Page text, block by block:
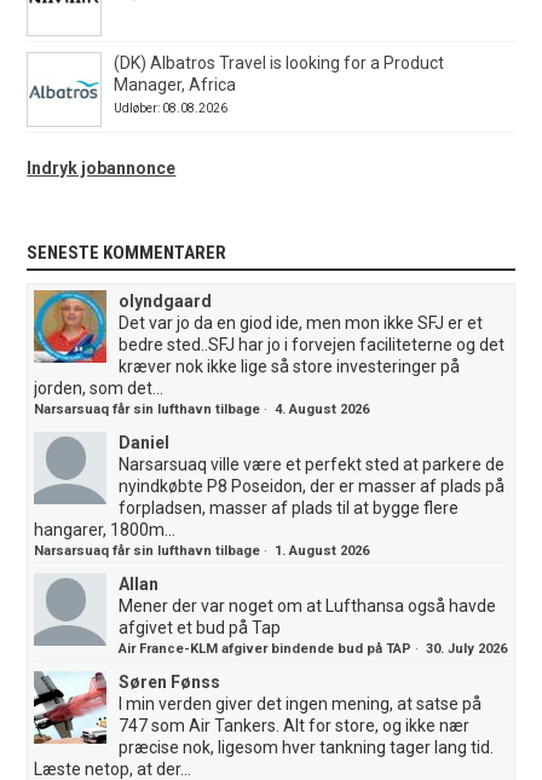
(DK) Albatros Travel is looking for a Product
Manager, Africa
Udløber: 08.08.2026
Indryk jobannonce
SENESTE KOMMENTARER
olyndgaard
Det var jo da en giod ide, men mon ikke SFJ er et
bedre sted..SFJ har jo i forvejen faciliteterne og det
kræver nok ikke lige så store investeringer på
jorden, som det...
Narsarsuaq får sin lufthavn tilbage ·4. August 2026
Daniel
Narsarsuaq ville være et perfekt sted at parkere de
nyindkøbte P8 Poseidon, der er masser af plads på
forpladsen, masser af plads til at bygge flere
hangarer, 1800m...
Narsarsuaq får sin lufthavn tilbage · 1. August 2026
Allan
Mener der var noget om at Lufthansa også havde
afgivet et bud på Tap
Air France-KLM afgiver bindende bud på TAP ·30. July 2026
Søren Fønss
I min verden giver det ingen mening, at satse på
747 som Air Tankers. Alt for store, og ikke nær
præcise nok, ligesom hver tankning tager lang tid.
Læste netop, at der...